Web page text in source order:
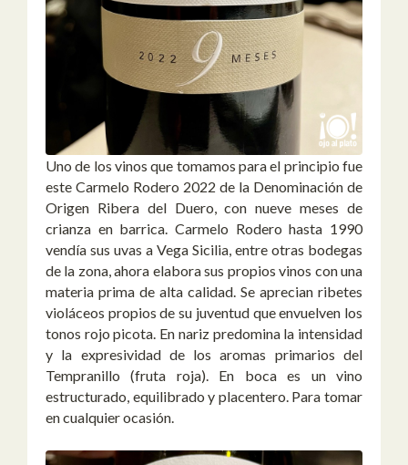
Uno de los vinos que tomamos para el principio fue
este Carmelo Rodero 2022 de la Denominación de
Origen Ribera del Duero, con nueve meses de
crianza en barrica. Carmelo Rodero hasta 1990
vendía sus uvas a Vega Sicilia, entre otras bodegas
de la zona, ahora elabora sus propios vinos con una
materia prima de alta calidad. Se aprecian ribetes
violáceos propios de su juventud que envuelven los
tonos rojo picota. En nariz predomina la intensidad
y la expresividad de los aromas primarios del
Tempranillo (fruta roja). En boca es un vino
estructurado, equilibrado y placentero. Para tomar
en cualquier ocasión.